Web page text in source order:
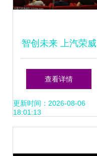
智创未来 上汽荣威
mg杯大学生汽车设
计大赛舞台造型策
查看详情
更新时间：2026-08-06
18:01:13